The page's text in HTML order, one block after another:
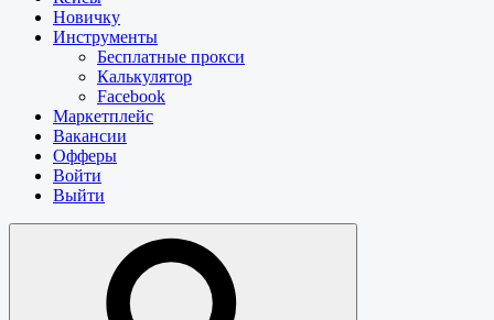
Новичку
Инструменты
Бесплатные прокси
Калькулятор
Facebook
Маркетплейс
Вакансии
Офферы
Войти
Выйти